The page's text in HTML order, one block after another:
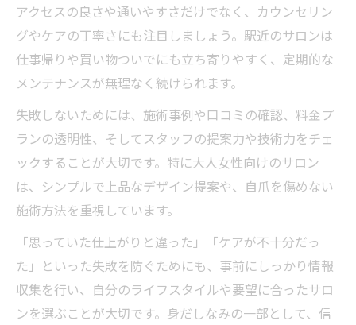
アクセスの良さや通いやすさだけでなく、カウンセリン
グやケアの丁寧さにも注目しましょう。駅近のサロンは
仕事帰りや買い物ついでにも立ち寄りやすく、定期的な
メンテナンスが無理なく続けられます。
失敗しないためには、施術事例や口コミの確認、料金プ
ランの透明性、そしてスタッフの提案力や技術力をチェ
ックすることが大切です。特に大人女性向けのサロン
は、シンプルで上品なデザイン提案や、自爪を傷めない
施術方法を重視しています。
「思っていた仕上がりと違った」「ケアが不十分だっ
た」といった失敗を防ぐためにも、事前にしっかり情報
収集を行い、自分のライフスタイルや要望に合ったサロ
ンを選ぶことが大切です。身だしなみの一部として、信